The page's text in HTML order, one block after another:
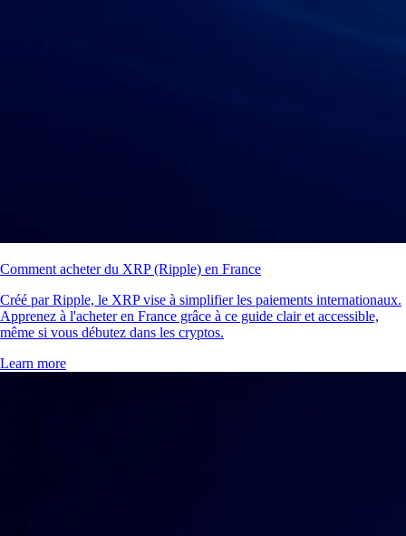
Comment acheter du XRP (Ripple) en France
Créé par Ripple, le XRP vise à simplifier les paiements internationaux.
Apprenez à l'acheter en France grâce à ce guide clair et accessible,
même si vous débutez dans les cryptos.
Learn more